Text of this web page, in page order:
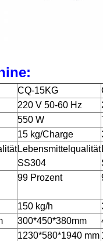
CQ-15KG
220 V 50-60 Hz
550 W
15 kg/Charge
Lebensmittelqualität
SS304
99 Prozent
150 kg/h
300*450*380mm
1230*580*1940 mm